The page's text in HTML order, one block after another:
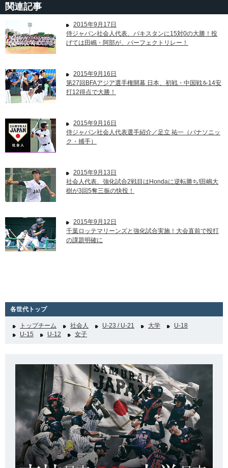
関連記事
2015年9月17日
侍ジャパン社会人代表、パキスタンに15対0の大勝！投
げては田嶋・阿部が、パーフェクトリレー！
2015年9月16日
第27回BFAアジア選手権開幕 日本、初戦・中国戦を14安
打12得点で大勝！
2015年9月16日
侍ジャパン社会人代表選手紹介／足立 祐一（パナソニッ
ク・捕手）
2015年9月13日
社会人代表、強化試合2戦目はHondaに逆転勝ち!田嶋大
樹が3回5奪三振の快投！
2015年9月12日
千葉ロッテマリーンズと強化試合実施！大会直前で投打
の課題明確に
各世代トップ
トップチーム 社会人 U-23 / U-21 大学
U-18
U-15
U-12 女子